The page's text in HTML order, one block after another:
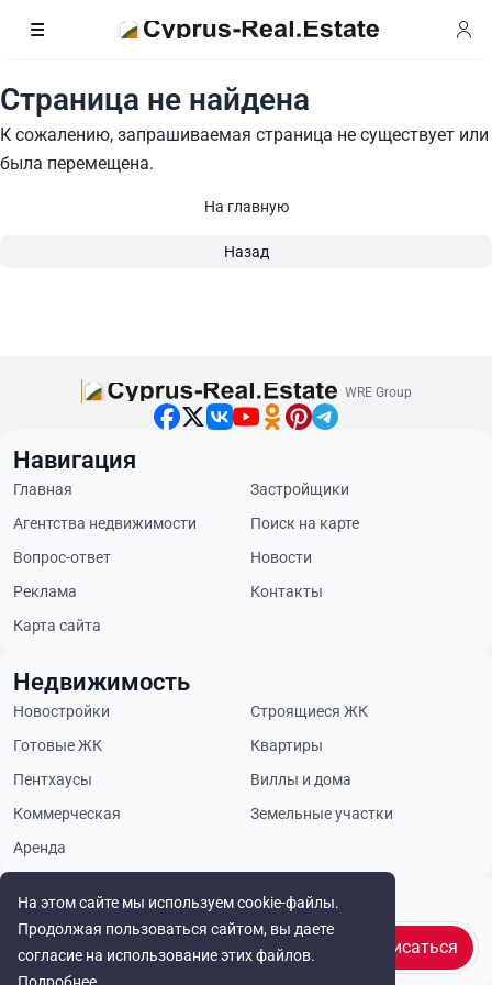
Страница не найдена
К сожалению, запрашиваемая страница не существует или
была перемещена.
На главную
Назад
На этом сайте мы используем cookie-файлы.
Продолжая пользоваться сайтом, вы даете
согласие на использование этих файлов.
WRE Group
Будьте в курсе
Подписаться
Навигация
Главная
Застройщики
Агентства недвижимости
Поиск на карте
Вопрос-ответ
Новости
Реклама
Контакты
Карта сайта
Недвижимость
Новостройки
Строящиеся ЖК
Готовые ЖК
Квартиры
Пентхаусы
Виллы и дома
Коммерческая
Земельные участки
Аренда